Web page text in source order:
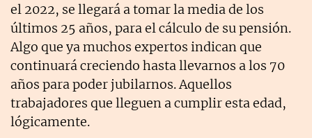
el 2022, se llegará a tomar la media de los
últimos 25 años, para el cálculo de su pensión.
Algo que ya muchos expertos indican que
continuará creciendo hasta llevarnos a los 70
años para poder jubilarnos. Aquellos
trabajadores que lleguen a cumplir esta edad,
lógicamente.